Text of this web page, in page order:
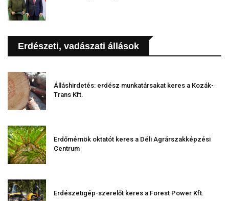
Erdészeti, vadászati állások
Álláshirdetés: erdész munkatársakat keres a Kozák-
Trans Kft.
Erdőmérnök oktatót keres a Déli Agrárszakképzési
Centrum
Erdészetigép-szerelőt keres a Forest Power Kft.